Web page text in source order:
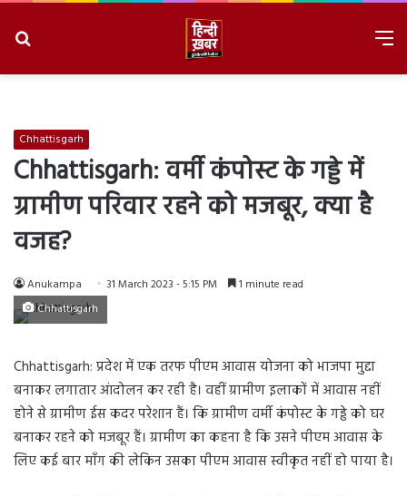
Chhattisgarh
Chhattisgarh: वर्मी कंपोस्ट के गड्डे में
ग्रामीण परिवार रहने को मजबूर, क्या है
वजह?
Anukampa 31 March 2023 - 5:15 PM 1 minute read
Chhattisgarh
Chhattisgarh: प्रदेश में एक तरफ पीएम आवास योजना को भाजपा मुद्दा
बनाकर लगातार आंदोलन कर रही है। वहीं ग्रामीण इलाकों में आवास नहीं
होने से ग्रामीण ईस कदर परेशान हैं। कि ग्रामीण वर्मी कंपोस्ट के गड्ढे को घर
बनाकर रहने को मजबूर हैं। ग्रामीण का कहना है कि उसने पीएम आवास के
लिए कई बार माँग की लेकिन उसका पीएम आवास स्वीकृत नहीं हो पाया है।